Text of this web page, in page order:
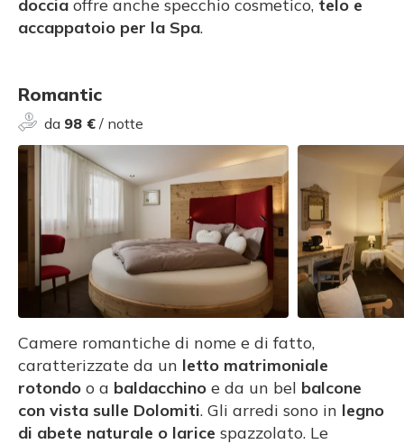
doccia offre anche specchio cosmetico, telo e
accappatoio per la Spa.
Romantic
da 98 € / notte
Camere romantiche di nome e di fatto,
caratterizzate da un letto matrimoniale
rotondo o a baldacchino e da un bel balcone
con vista sulle Dolomiti. Gli arredi sono in legno
di abete naturale o larice spazzolato. Le